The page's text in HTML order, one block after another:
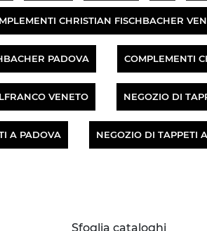
CHRISTIAN FISCHBACHER
PADOVA COMPLEMENTI
VENETO NEGOZIO DI
A PADOVA NEGOZIO DI TAPPETI
Sfoglia cataloghi